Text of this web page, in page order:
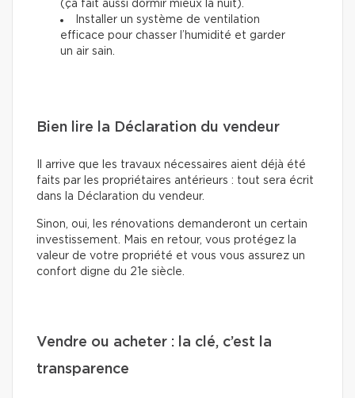
(ça fait aussi dormir mieux la nuit).
Installer un système de ventilation
efficace pour chasser l’humidité et garder
un air sain.
Bien lire la Déclaration du vendeur
Il arrive que les travaux nécessaires aient déjà été
faits par les propriétaires antérieurs : tout sera écrit
dans la Déclaration du vendeur.
Sinon, oui, les rénovations demanderont un certain
investissement. Mais en retour, vous protégez la
valeur de votre propriété et vous vous assurez un
confort digne du 21e siècle.
Vendre ou acheter : la clé, c’est la
transparence